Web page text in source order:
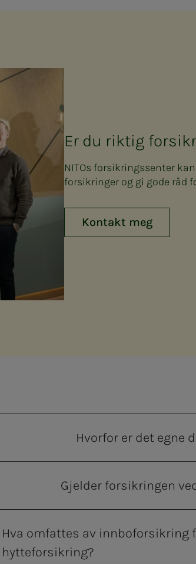
Er du riktig
NITOs forsikringssenter
forsikringer og gi gode råd
Kontakt meg
Hvorfor er det egne
Gjelder forsikringen
Hva omfattes av
hytteforsikring?